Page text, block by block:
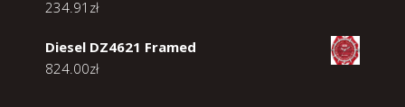
234.91 zł
Diesel DZ4621 Framed
824.00zł